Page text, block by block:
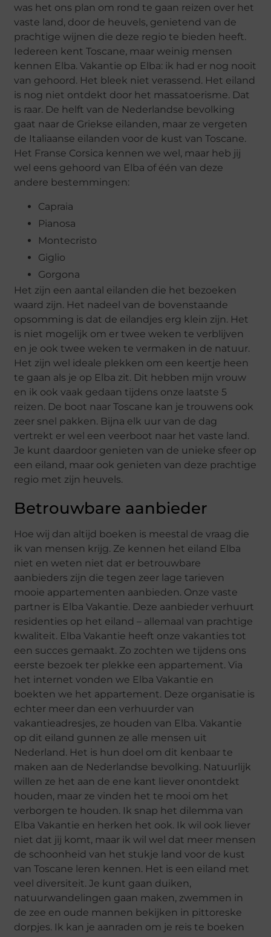
was het ons plan om rond te gaan reizen over het
vaste land, door de heuvels, genietend van de
prachtige wijnen die deze regio te bieden heeft.
Iedereen kent Toscane, maar weinig mensen
kennen Elba. Vakantie op Elba: ik had er nog nooit
van gehoord. Het bleek niet verassend. Het eiland
is nog niet ontdekt door het massatoerisme. Dat
is raar. De helft van de Nederlandse bevolking
gaat naar de Griekse eilanden, maar ze vergeten
de Italiaanse eilanden voor de kust van Toscane.
Het Franse Corsica kennen we wel, maar heb jij
wel eens gehoord van Elba of één van deze
andere bestemmingen:
Capraia
Pianosa
Montecristo
Giglio
Gorgona
Het zijn een aantal eilanden die het bezoeken
waard zijn. Het nadeel van de bovenstaande
opsomming is dat de eilandjes erg klein zijn. Het
is niet mogelijk om er twee weken te verblijven
en je ook twee weken te vermaken in de natuur.
Het zijn wel ideale plekken om een keertje heen
te gaan als je op Elba zit. Dit hebben mijn vrouw
en ik ook vaak gedaan tijdens onze laatste 5
reizen. De boot naar Toscane kan je trouwens ook
zeer snel pakken. Bijna elk uur van de dag
vertrekt er wel een veerboot naar het vaste land.
Je kunt daardoor genieten van de unieke sfeer op
een eiland, maar ook genieten van deze prachtige
regio met zijn heuvels.
Betrouwbare aanbieder
Hoe wij dan altijd boeken is meestal de vraag die
ik van mensen krijg. Ze kennen het eiland Elba
niet en weten niet dat er betrouwbare
aanbieders zijn die tegen zeer lage tarieven
mooie appartementen aanbieden. Onze vaste
partner is Elba Vakantie. Deze aanbieder verhuurt
residenties op het eiland – allemaal van prachtige
kwaliteit. Elba Vakantie heeft onze vakanties tot
een succes gemaakt. Zo zochten we tijdens ons
eerste bezoek ter plekke een appartement. Via
het internet vonden we Elba Vakantie en
boekten we het appartement. Deze organisatie is
echter meer dan een verhuurder van
vakantieadresjes, ze houden van Elba. Vakantie
op dit eiland gunnen ze alle mensen uit
Nederland. Het is hun doel om dit kenbaar te
maken aan de Nederlandse bevolking. Natuurlijk
willen ze het aan de ene kant liever onontdekt
houden, maar ze vinden het te mooi om het
verborgen te houden. Ik snap het dilemma van
Elba Vakantie en herken het ook. Ik wil ook liever
niet dat jij komt, maar ik wil wel dat meer mensen
de schoonheid van het stukje land voor de kust
van Toscane leren kennen. Het is een eiland met
veel diversiteit. Je kunt gaan duiken,
natuurwandelingen gaan maken, zwemmen in
de zee en oude mannen bekijken in pittoreske
dorpjes. Ik kan je aanraden om je reis te boeken